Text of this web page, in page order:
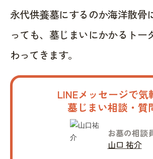
永代供養墓にするのか海洋散骨
っても、墓じまいにかかるトー
わってきます。
LINEメッセージで気
墓じまい相談・質
お墓の相談
山口 祐介